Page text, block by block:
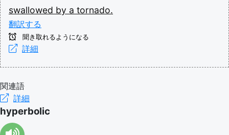
swallowed by a tornado.
翻訳する
聞き取れるようになる
詳細
関連語
詳細
hyperbolic